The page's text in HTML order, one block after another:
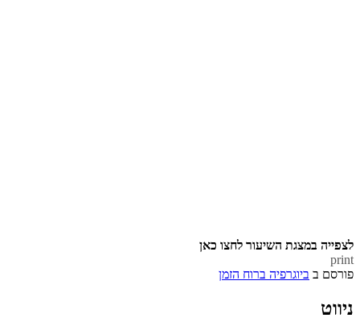
לצפייה במצגת השיעור לחצו כאן
print
פורסם ב ביוגרפיה ברוח הזמן
ניווט